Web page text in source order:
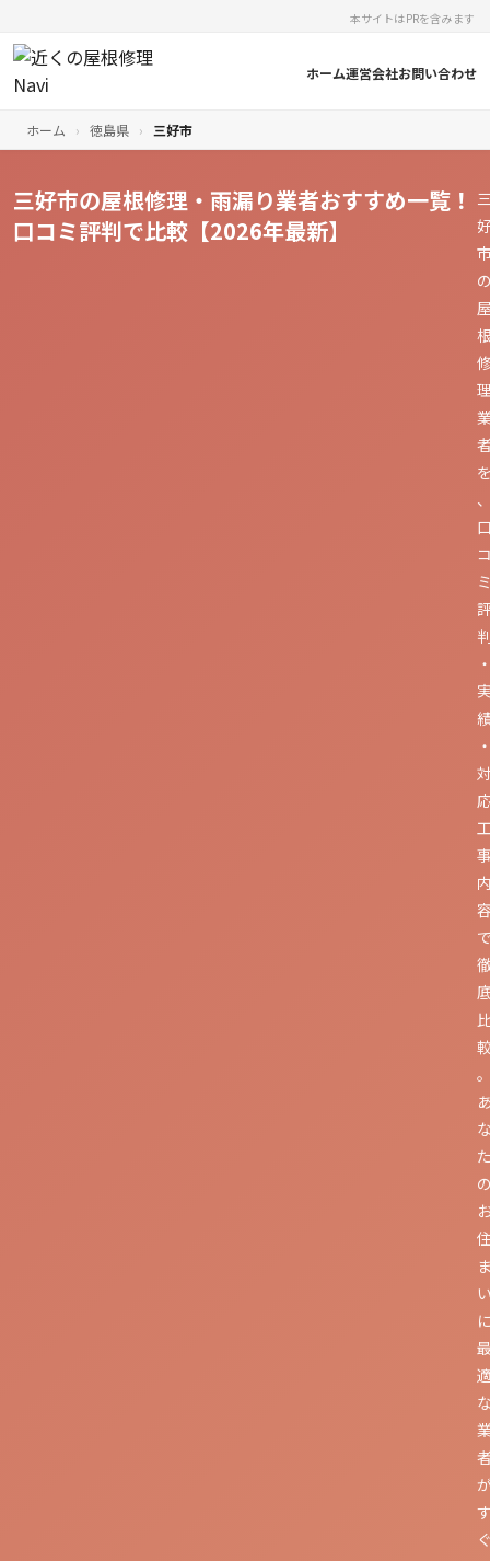
本サイトはPRを含みます
ホーム運営会社お問い合わせ
ホーム › 徳島県 › 三好市
三好市の屋根修理・雨漏り業者おすすめ一覧！
口コミ評判で比較【2026年最新】